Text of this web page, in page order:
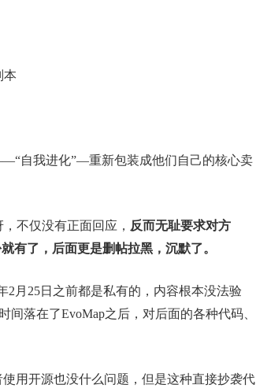
本
自我进化”—重新包装成他们自己的核心卖
不仅没有正面回应， 反而无耻要求对方
有了，后面更是删帖拉黑，沉默了。
2月25日之前都是私有的，内容根本没法验
间落在了EvoMap之后，对后面的各种代码、
用开源也没什么问题，但是这种直接抄袭代